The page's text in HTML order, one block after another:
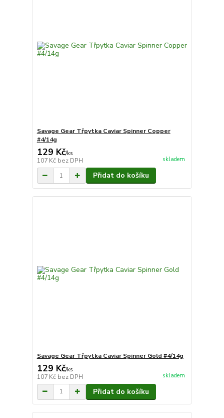
Savage Gear Třpytka Caviar Spinner Copper
#4/14g
129 Kč/ks
107 Kč bez DPH skladem
Přidat do košíku
Savage Gear Třpytka Caviar Spinner Gold #4/14g
129 Kč/ks
107 Kč bez DPH skladem
Přidat do košíku